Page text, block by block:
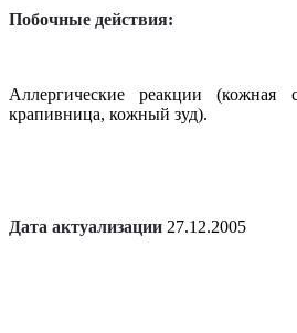
Побочные действия:
Аллергические реакции (кожная
крапивница, кожный зуд).
Дата актуализации 27.12.2005